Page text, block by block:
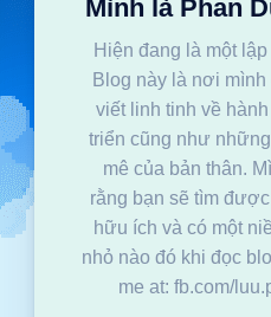
Mình là Phan
Hiện đang là một
Blog này là nơi mình
viết linh tinh về
triển cũng như
mê của bản thân.
rằng bạn sẽ tìm
hữu ích và có một
nhỏ nào đó khi đọc
me at: fb.com/